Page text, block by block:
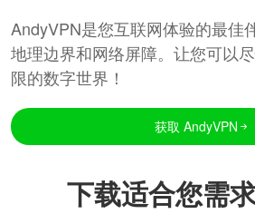
AndyVPN是您互联网体验的最佳
地理边界和网络屏障。让您可以
限的数字世界！
获取 AndyVPN
下载适合您需